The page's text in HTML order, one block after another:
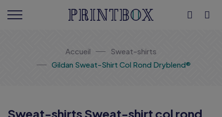
Accueil
Sweat-shirts
Gildan Sweat-Shirt Col Rond Dryblend®
Sweat-shirts Sweat-shirt col rond